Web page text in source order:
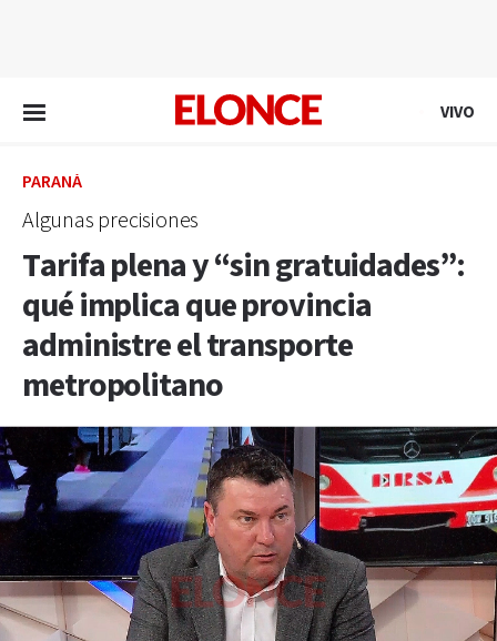
VIVO
PARANÁ
Algunas precisiones
Tarifa plena y “sin gratuidades”:
qué implica que provincia
administre el transporte
metropolitano